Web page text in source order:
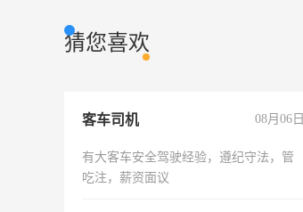
猜您喜欢
客车司机 08月06日
有大客车安全驾驶经验，遵纪守法，管
吃注，薪资面议